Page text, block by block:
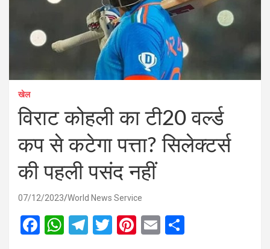
खेल
विराट कोहली का टी20 वर्ल्ड
कप से कटेगा पत्ता? सिलेक्टर्स
की पहली पसंद नहीं
07/12/2023 World News Service
F
W T
T
Pi E